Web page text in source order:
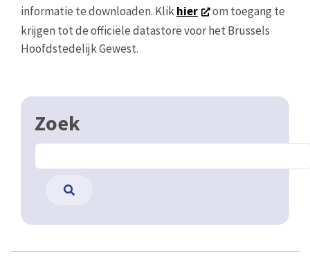
informatie te downloaden. Klikhier
om toegang te
krijgen tot de officiële datastore voor het Brussels
Hoofdstedelijk Gewest.
Zoek